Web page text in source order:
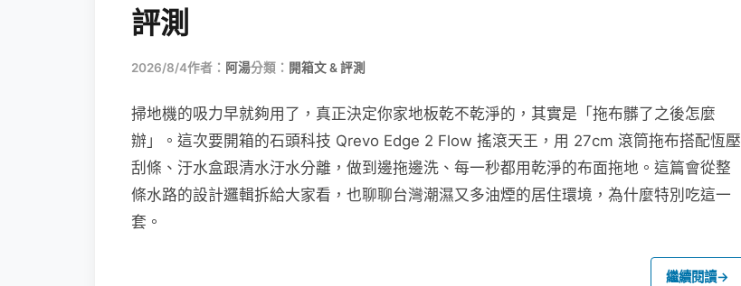
評測
2026/8/4作者： 阿湯分類： 開箱文 & 評測
掃地機的吸力早就夠用了，真正決定你家地板乾不乾淨的，其實是「拖布髒了之後怎麼
辦」。這次要開箱的石頭科技 Qrevo Edge 2 Flow 搖滾天王，用 27cm 滾筒拖布搭配恆壓
刮條、汙水盒跟清水汙水分離，做到邊拖邊洗、每一秒都用乾淨的布面拖地。這篇會從整
條水路的設計邏輯拆給大家看，也聊聊台灣潮濕又多油煙的居住環境，為什麼特別吃這一
套。
繼續閱讀→